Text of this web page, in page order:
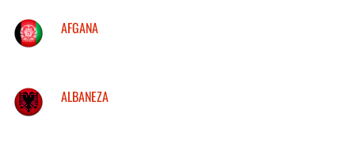
AFGANA
ALBANEZA